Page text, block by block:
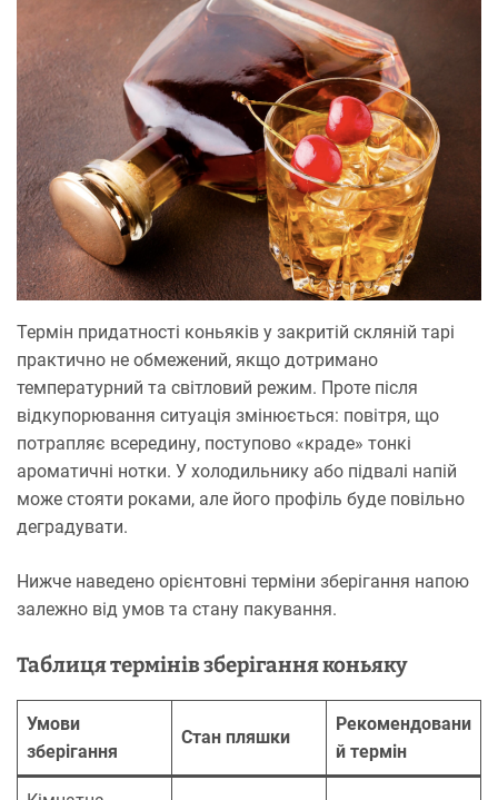
Термін придатності коньяків у закритій скляній тарі
практично не обмежений, якщо дотримано
температурний та світловий режим. Проте після
відкупорювання ситуація змінюється: повітря, що
потрапляє всередину, поступово «краде» тонкі
ароматичні нотки. У холодильнику або підвалі напій
може стояти роками, але його профіль буде повільно
деградувати.
Нижче наведено орієнтовні терміни зберігання напою
залежно від умов та стану пакування.
Таблиця термінів зберігання коньяку
Умови
зберігання
Стан пляшки
Рекомендовани
й термін